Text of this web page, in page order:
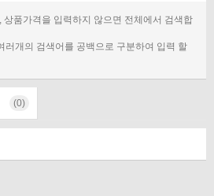
품가격을 입력하지 않으면 전체에서 검색합
러개의 검색어를 공백으로 구분하여 입력 할
(0)